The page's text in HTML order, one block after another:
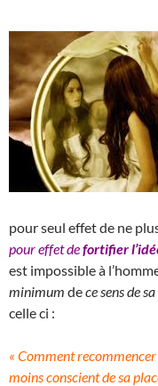
pour seul effet de ne
pour effet defortifier
est impossible à
minimum dece sens de
celle ci :
« Comment recommencer
moins conscient de sa